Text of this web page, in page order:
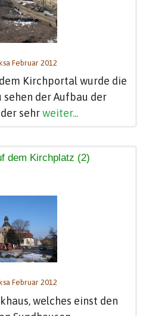
Februar 2012
Kirchportal wurde die
sehen der Aufbau der
sehrweiter...
dem Kirchplatz (2)
Februar 2012
welches einst den